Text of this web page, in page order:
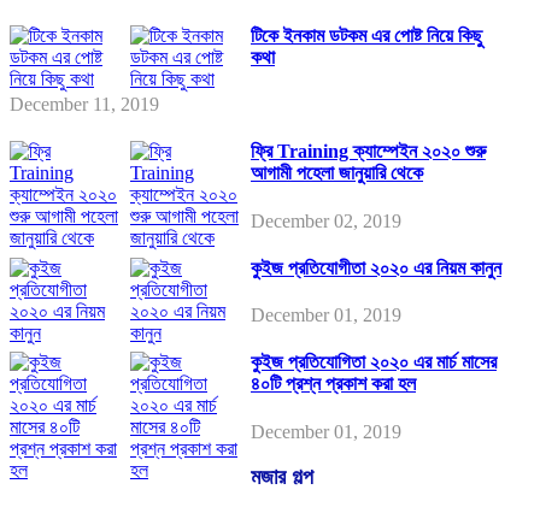
টিকে ইনকাম ডটকম এর পোষ্ট নিয়ে কিছু
কথা
December 11, 2019
ফ্রি Training ক্যাম্পেইন ২০২০ শুরু
আগামী পহেলা জানুয়ারি থেকে
December 02, 2019
কুইজ প্রতিযোগীতা ২০২০ এর নিয়ম কানুন
December 01, 2019
কুইজ প্রতিযোগিতা ২০২০ এর মার্চ মাসের
৪০টি প্রশ্ন প্রকাশ করা হল
December 01, 2019
মজার গল্প